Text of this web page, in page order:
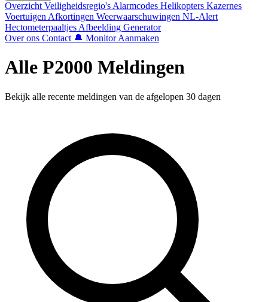
Overzicht Veiligheidsregio's Alarmcodes Helikopters Kazernes
Voertuigen Afkortingen Weerwaarschuwingen NL-Alert
Hectometerpaaltjes Afbeelding Generator
Over ons Contact 🔔 Monitor Aanmaken
Alle P2000 Meldingen
Bekijk alle recente meldingen van de afgelopen 30 dagen